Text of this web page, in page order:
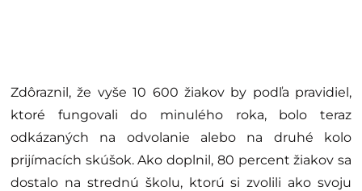
Zdôraznil, že vyše 10 600 žiakov by podľa pravidiel,
ktoré fungovali do minulého roka, bolo teraz
odkázaných na odvolanie alebo na druhé kolo
prijímacích skúšok. Ako doplnil, 80 percent žiakov sa
dostalo na strednú školu, ktorú si zvolili ako svoju